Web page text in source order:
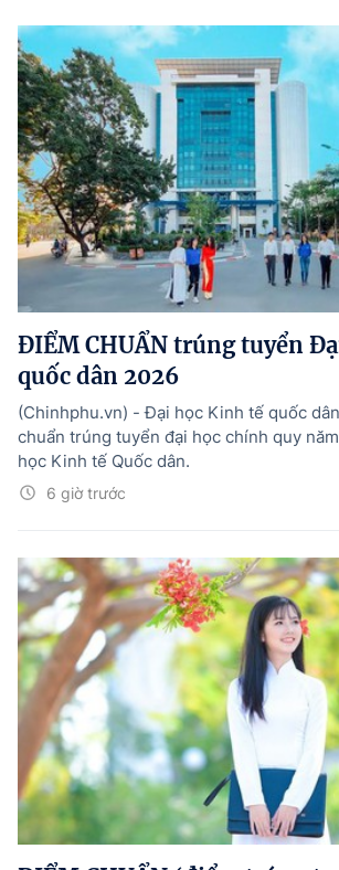
ĐIỂM CHUẨN trúng tuyển
quốc dân 2026
6 giờ trước
(Chinhphu.vn) - Đại học Kinh tế quốc
chuẩn trúng tuyển đại học chính quy
học Kinh tế Quốc dân.